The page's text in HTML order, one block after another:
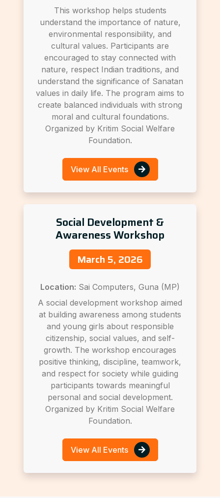
This workshop helps students
understand the importance of nature,
environmental responsibility, and
cultural values. Participants are
encouraged to stay connected with
nature, respect Indian traditions, and
understand the significance of Sanatan
values in daily life. The program aims to
create balanced individuals with strong
moral and cultural foundations.
Organized by Kritim Social Welfare
Foundation.
View All Events
Social Development &
Awareness Workshop
March 5, 2026
Location: Sai Computers, Guna (MP)
A social development workshop aimed
at building awareness among students
and young girls about responsible
citizenship, social values, and self-
growth. The workshop encourages
positive thinking, discipline, teamwork,
and respect for society while guiding
participants towards meaningful
personal and social development.
Organized by Kritim Social Welfare
Foundation.
View All Events